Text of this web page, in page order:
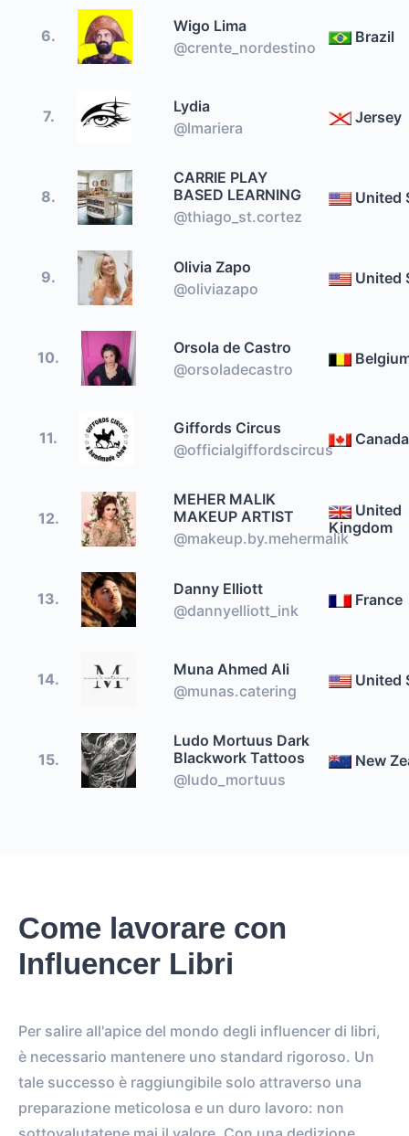
6.
Wigo Lima
@crente_nordestino
Brazil
7.
Lydia
@lmariera
Jersey
8.
CARRIE PLAY
BASED LEARNING
@thiago_st.cortez
United
9.
Olivia Zapo
@oliviazapo
United
10.
Orsola de Castro
@orsoladecastro
11.
Giffords Circus
@officialgiffordscircus
Canada
12.
MEHER MALIK
MAKEUP ARTIST
@makeup.by.mehermalik
United
Kingdom
13.
Danny Elliott
@dannyelliott_ink
France
14.
Muna Ahmed Ali
@munas.catering
United
15.
Ludo Mortuus Dark
Blackwork Tattoos
@ludo_mortuus
New
Come lavorare con
Influencer Libri
Per salire all'apice del mondo degli influencer di libri,
è necessario mantenere uno standard rigoroso. Un
tale successo è raggiungibile solo attraverso una
preparazione meticolosa e un duro lavoro: non